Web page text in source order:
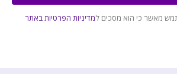
מאשר כי הוא מסכים למדיניות הפרטיות באתר